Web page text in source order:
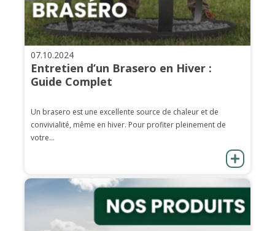
07.10.2024
Entretien d’un Brasero en Hiver :
Guide Complet
Un brasero est une excellente source de chaleur et de
convivialité, même en hiver. Pour profiter pleinement de
votre...